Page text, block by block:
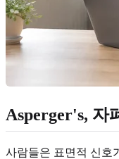
Asperger's, 자
사람들은 표면적 신호